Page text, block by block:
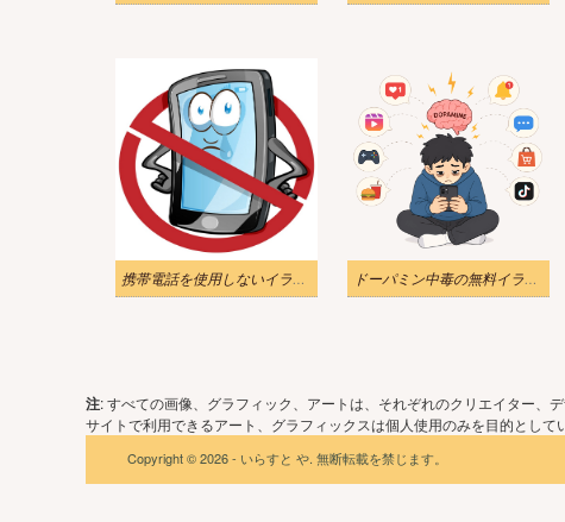
携帯電話を使用しないイラスト ドーパミン中毒の無料イラスト
注: すべての画像、グラフィック、アートは、それぞれのクリエイター、
サイトで利用できるアート、グラフィックスは個人使用のみを目的とし
Copyright © 2026 - いらすと や. 無断転載を禁じます。